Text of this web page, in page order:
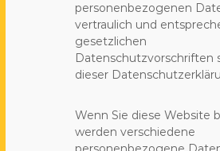
personenbezogenen
vertraulich und
gesetzlichen
Datenschutzvorschriften
dieser
Wenn Sie diese Website
werden verschiedene